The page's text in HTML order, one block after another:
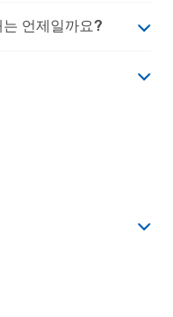
언제일까요?